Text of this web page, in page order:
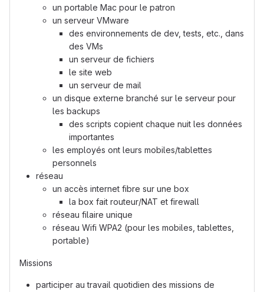
un portable Mac pour le patron
un serveur VMware
des environnements de dev, tests, etc., dans
des VMs
un serveur de fichiers
le site web
un serveur de mail
un disque externe branché sur le serveur pour
les backups
des scripts copient chaque nuit les données
importantes
les employés ont leurs mobiles/tablettes
personnels
réseau
un accès internet fibre sur une box
la box fait routeur/NAT et firewall
réseau filaire unique
réseau Wifi WPA2 (pour les mobiles, tablettes,
portable)
Missions
participer au travail quotidien des missions de